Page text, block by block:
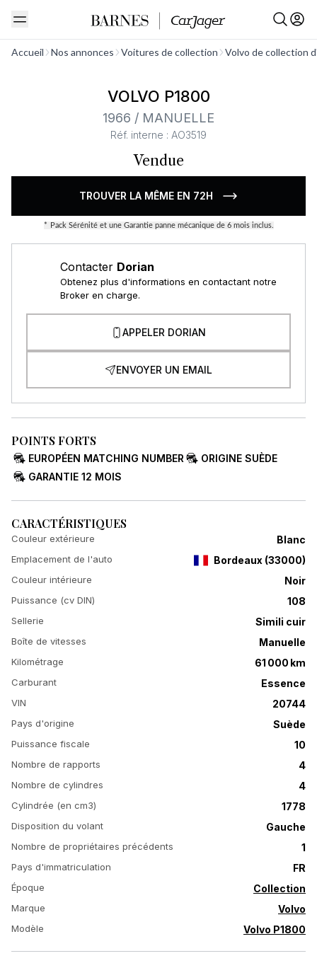
Accueil Nos annonces Voitures de collection Volvo de collection
Voir tout
VOLVO P1800
1966 / MANUELLE
Réf. interne : AO3519
Vendue
TROUVER LA MÊME EN 72H
* Pack Sérénité et une Garantie panne mécanique de 6 mois inclus.
Contacter Dorian
Obtenez plus d'informations en contactant notre
Broker en charge.
APPELER DORIAN
ENVOYER UN EMAIL
POINTS FORTS
EUROPÉEN MATCHING NUMBER
ORIGINE SUÈDE
GARANTIE 12 MOIS
CARACTÉRISTIQUES
Couleur extérieure Blanc
Emplacement de l'auto Bordeaux (33000)
Couleur intérieure Noir
Puissance (cv DIN) 108
Sellerie Simili cuir
Boîte de vitesses Manuelle
Kilométrage 61 000 km
Carburant Essence
VIN 20744
Pays d'origine Suède
Puissance fiscale 10
Nombre de rapports 4
Nombre de cylindres 4
Cylindrée (en cm3) 1778
Disposition du volant Gauche
Nombre de propriétaires précédents 1
Pays d'immatriculation FR
Époque Collection
Marque Volvo
Modèle Volvo P1800